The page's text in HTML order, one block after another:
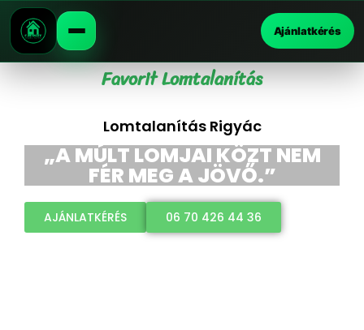
Ajánlatkérés
Favorit Lomtalanítás
Lomtalanítás Rigyác
„A MÚLT LOMJAI KÖZT NEM
FÉR MEG A JÖVŐ.”
AJÁNLATKÉRÉS 06 70 426 44 36